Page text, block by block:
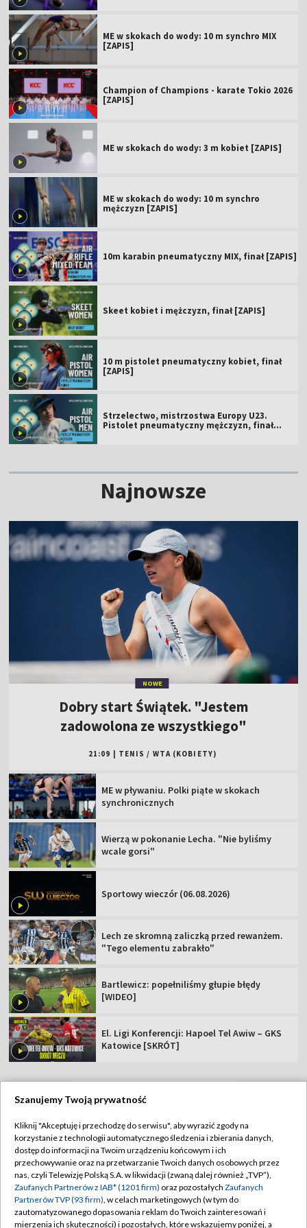
ME w skokach do wody: 10 m synchro MIX
[ZAPIS]
Champion of Champions - karate Tokio 2026
[ZAPIS]
ME w skokach do wody: 3 m kobiet [ZAPIS]
ME w skokach do wody: 10 m synchro
mężczyzn [ZAPIS]
10m karabin pneumatyczny MIX, finał [ZAPIS]
Skeet kobiet i mężczyzn, finał [ZAPIS]
10 m pistolet pneumatyczny kobiet, finał
[ZAPIS]
Strzelectwo, mistrzostwa Europy U23.
Pistolet pneumatyczny mężczyzn, finał
Najnowsze
NOWE
Dobry start Świątek. "Jestem
zadowolona ze wszystkiego"
21:09 TENIS / WTA (KOBIETY)
ME w pływaniu. Polki piąte w skokach
synchronicznych
Wierzą w pokonanie Lecha. "Nie byliśmy
wcale gorsi"
Sportowy wieczór (06.08.2026)
Lech ze skromną zaliczką przed rewanżem.
"Tego elementu zabrakło"
Bartlewicz: popełniliśmy głupie błędy
[WIDEO]
El. Ligi Konferencji: Hapoel Tel Awiw – GKS
Katowice [SKRÓT]
Abonament TVP
Sklep TVP
Biuro Reklamy
Oferta Handlowa
Regulamin TVP
Polityka prywatności
Moje zgody
Biuro reklamy
Szanujemy Twoją prywatność
Kliknij "Akceptuję i przechodzę do serwisu", aby wyrazić zgody na
korzystanie z technologii automatycznego śledzenia i zbierania danych,
dostęp do informacji na Twoim urządzeniu końcowym i ich
przechowywanie oraz na przetwarzanie Twoich danych osobowych przez
nas, czyli Telewizję Polską S.A. w likwidacji (zwaną dalej również „TVP”),
Zaufanych Partnerów z IAB* (1201 firm) oraz pozostałych Zaufanych
Partnerów TVP (93 firm), w celach marketingowych (w tym do
zautomatyzowanego dopasowania reklam do Twoich zainteresowań i
mierzenia ich skuteczności) i pozostałych, które wskazujemy poniżej, a